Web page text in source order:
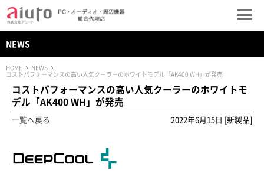
NEWS
HOME
NEWS
コストパフォーマンスの高い人気クーラーのホワイトモデル「AK400 WH」が発売
コストパフォーマンスの高い人気クーラーのホワイトモ
デル「AK400 WH」が発売
一覧へ戻る 2022年6月15日 [新製品]